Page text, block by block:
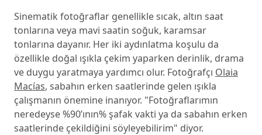
Sinematik fotoğraflar genellikle sıcak, altın saat
tonlarına veya mavi saatin soğuk, karamsar
tonlarına dayanır. Her iki aydınlatma koşulu da
özellikle doğal ışıkla çekim yaparken derinlik, drama
ve duygu yaratmaya yardımcı olur. Fotoğrafçı Olaia
Macías, sabahın erken saatlerinde gelen ışıkla
çalışmanın önemine inanıyor. "Fotoğraflarımın
neredeyse %90’ının% şafak vakti ya da sabahın erken
saatlerinde çekildiğini söyleyebilirim" diyor.